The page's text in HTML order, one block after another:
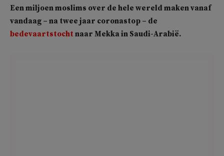
Een miljoen moslims over de hele wereld maken vanaf
vandaag – na twee jaar coronastop – de
bedevaartstocht naar Mekka in Saudi-Arabië.